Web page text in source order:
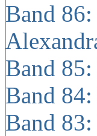
Band 86:
Band
Band
Band